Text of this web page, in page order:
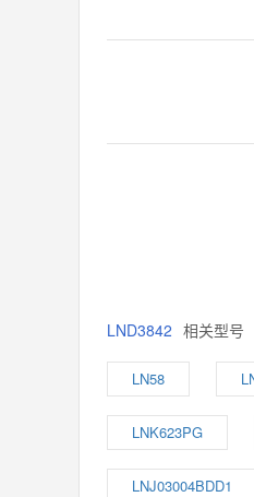
LND3842 相关型号
LN58
LNK623PG
LNJ03004BDD1